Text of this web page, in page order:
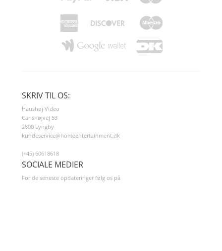
SKRIV TIL OS:
Haushøj Video
Carlshøjvej 53
2800 Lyngby
kundeservice@homeentertainment.dk
(+45) 60618618
SOCIALE MEDIER
For de seneste opdateringer følg os på